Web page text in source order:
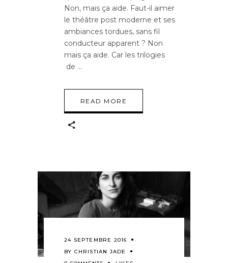
Non, mais ça aide. Faut-il aimer
le théâtre post moderne et ses
ambiances tordues, sans fil
conducteur apparent ? Non
mais ça aide. Car les trilogies
de
READ MORE
24 SEPTEMBRE 2016
BY CHRISTIAN JADE